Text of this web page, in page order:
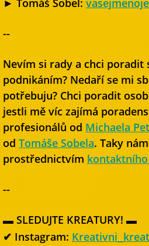
► Tomáš Sobel:
--
Nevím si rady a chci poradit
podnikáním? Nedaří se mi
potřebuju? Chci poradit
jestli mě víc zajímá
profesionálů od Michaela
od Tomáše Sobela. Taky
prostřednictvím
--
▬ SLEDUJTE KREATURY! ▬
✔ Instagram: